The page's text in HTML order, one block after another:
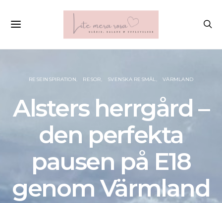
RESEINSPIRATION RESOR SVENSKA RESMÅL VÄRMLAND
Alsters herrgård –
den perfekta
pausen på E18
genom Värmland